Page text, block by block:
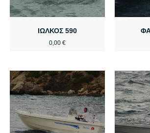
ΙΩΛΚΟΣ 590
0,00 €